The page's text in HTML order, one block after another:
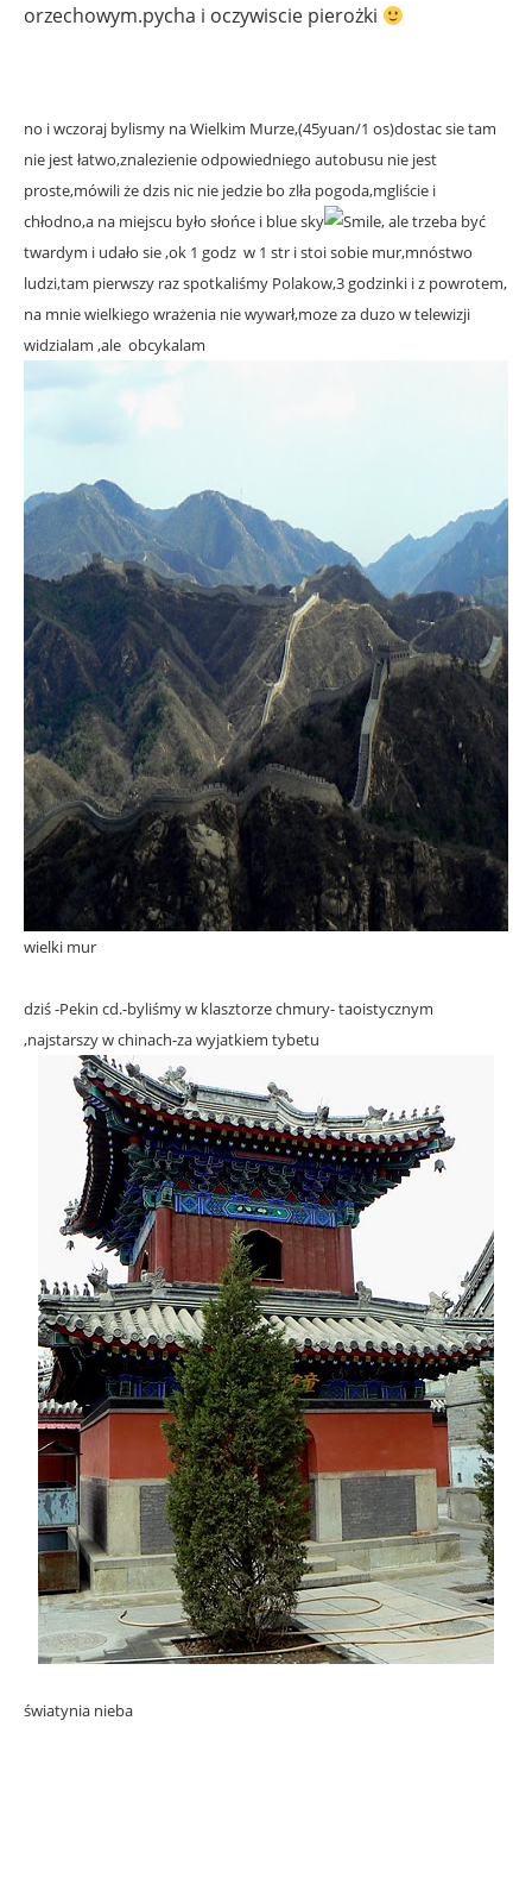
orzechowym.pycha i oczywiscie pierożki
no i wczoraj bylismy na Wielkim Murze,(45yuan/1 os)dostac sie tam
nie jest łatwo,znalezienie odpowiedniego autobusu nie jest
proste,mówili że dzis nic nie jedzie bo zlła pogoda,mgliście i
chłodno,a na miejscu było słońce i blue sky
, ale trzeba być
twardym i udało sie ,ok 1 godz w 1 str i stoi sobie mur,mnóstwo
ludzi,tam pierwszy raz spotkaliśmy Polakow,3 godzinki i z powrotem,
na mnie wielkiego wrażenia nie wywarł,moze za duzo w telewizji
widzialam ,ale obcykalam
wielki mur
dziś -Pekin cd.-byliśmy w klasztorze chmury- taoistycznym
,najstarszy w chinach-za wyjatkiem tybetu
światynia nieba